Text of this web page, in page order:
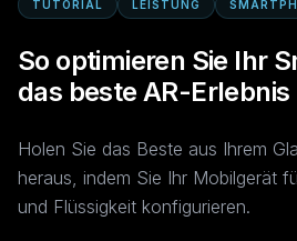
TUTORIAL LEISTUNG
So optimieren Sie Ihr
das beste AR-Erlebnis
Holen Sie das Beste aus Ihrem
heraus, indem Sie Ihr Mobilgerät
und Flüssigkeit konfigurieren.